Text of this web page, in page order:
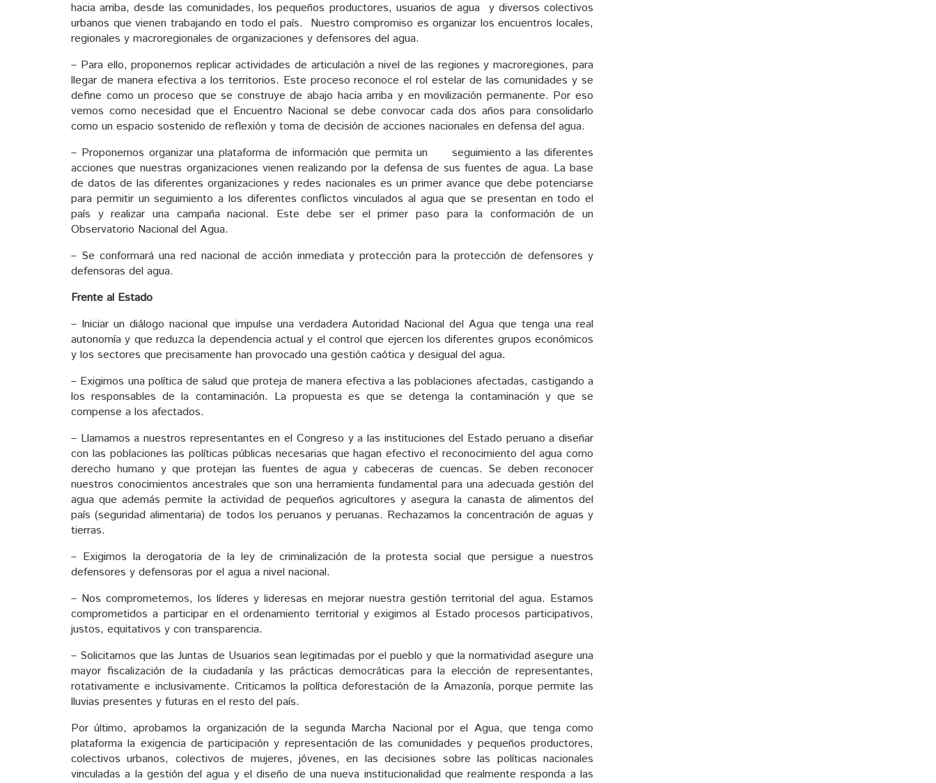
hacia arriba, desde las comunidades, los pequeños productores, usuarios de agua y diversos colectivos
urbanos que vienen trabajando en todo el país. Nuestro compromiso es organizar los encuentros locales,
regionales y macroregionales de organizaciones y defensores del agua.
– Para ello, proponemos replicar actividades de articulación a nivel de las regiones y macroregiones, para
llegar de manera efectiva a los territorios. Este proceso reconoce el rol estelar de las comunidades y se
define como un proceso que se construye de abajo hacia arriba y en movilización permanente. Por eso
vemos como necesidad que el Encuentro Nacional se debe convocar cada dos años para consolidarlo
como un espacio sostenido de reflexión y toma de decisión de acciones nacionales en defensa del agua.
– Proponemos organizar una plataforma de información que permita un seguimiento a las diferentes
acciones que nuestras organizaciones vienen realizando por la defensa de sus fuentes de agua. La base
de datos de las diferentes organizaciones y redes nacionales es un primer avance que debe potenciarse
para permitir un seguimiento a los diferentes conflictos vinculados al agua que se presentan en todo el
país y realizar una campaña nacional. Este debe ser el primer paso para la conformación de un
Observatorio Nacional del Agua.
– Se conformará una red nacional de acción inmediata y protección para la protección de defensores y
defensoras del agua.
Frente al Estado
– Iniciar un diálogo nacional que impulse una verdadera Autoridad Nacional del Agua que tenga una real
autonomía y que reduzca la dependencia actual y el control que ejercen los diferentes grupos económicos
y los sectores que precisamente han provocado una gestión caótica y desigual del agua.
– Exigimos una política de salud que proteja de manera efectiva a las poblaciones afectadas, castigando a
los responsables de la contaminación. La propuesta es que se detenga la contaminación y que se
compense a los afectados.
– Llamamos a nuestros representantes en el Congreso y a las instituciones del Estado peruano a diseñar
con las poblaciones las políticas públicas necesarias que hagan efectivo el reconocimiento del agua como
derecho humano y que protejan las fuentes de agua y cabeceras de cuencas. Se deben reconocer
nuestros conocimientos ancestrales que son una herramienta fundamental para una adecuada gestión del
agua que además permite la actividad de pequeños agricultores y asegura la canasta de alimentos del
país (seguridad alimentaria) de todos los peruanos y peruanas. Rechazamos la concentración de aguas y
tierras.
– Exigimos la derogatoria de la ley de criminalización de la protesta social que persigue a nuestros
defensores y defensoras por el agua a nivel nacional.
– Nos comprometemos, los líderes y lideresas en mejorar nuestra gestión territorial del agua. Estamos
comprometidos a participar en el ordenamiento territorial y exigimos al Estado procesos participativos,
justos, equitativos y con transparencia.
– Solicitamos que las Juntas de Usuarios sean legitimadas por el pueblo y que la normatividad asegure una
mayor fiscalización de la ciudadanía y las prácticas democráticas para la elección de representantes,
rotativamente e inclusivamente. Criticamos la política deforestación de la Amazonía, porque permite las
lluvias presentes y futuras en el resto del país.
Por último, aprobamos la organización de la segunda Marcha Nacional por el Agua, que tenga como
plataforma la exigencia de participación y representación de las comunidades y pequeños productores,
colectivos urbanos, colectivos de mujeres, jóvenes, en las decisiones sobre las políticas nacionales
vinculadas a la gestión del agua y el diseño de una nueva institucionalidad que realmente responda a las